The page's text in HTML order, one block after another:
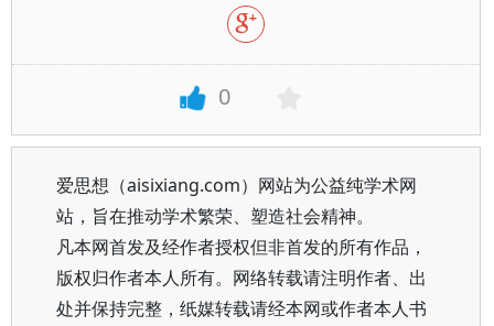
0
爱思想（aisixiang.com）网站为公益纯学术网
站，旨在推动学术繁荣、塑造社会精神。
凡本网首发及经作者授权但非首发的所有作品，
版权归作者本人所有。网络转载请注明作者、出
处并保持完整，纸媒转载请经本网或作者本人书